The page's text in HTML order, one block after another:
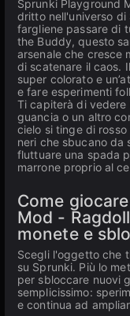
Sprunki Playground
dritto nell'universo di
fargliene passare di
the Buddy, questo
arsenale che cresce
di scatenare il caos.
super colorato e
e fare esperimenti
Ti capiterà di vedere
guancia o un altro
cielo si tinge di
neri che sbucano da
fluttuare una spada
marrone proprio al
Come
Mod -
monete e
Scegli l'oggetto che
su Sprunki. Più lo
per sbloccare nuovi
semplicissimo:
e continua ad